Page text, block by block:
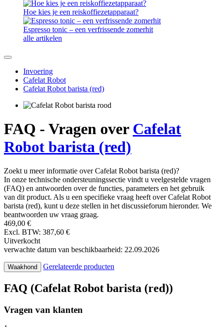
Hoe kies je een reiskoffiezetapparaat?
Espresso tonic – een verfrissende zomerhit
alle artikelen
Invoering
Cafelat Robot
Cafelat Robot barista (red)
FAQ - Vragen over Cafelat
Robot barista (red)
Zoekt u meer informatie over Cafelat Robot barista (red)?
In onze technische ondersteuningssectie vindt u veelgestelde vragen
(FAQ) en antwoorden over de functies, parameters en het gebruik
van dit product. Als u een specifieke vraag heeft over Cafelat Robot
barista (red), kunt u deze stellen in het discussieforum hieronder. We
beantwoorden uw vraag graag.
469,00 €
Excl. BTW: 387,60 €
Uitverkocht
verwachte datum van beschikbaarheid: 22.09.2026
Waakhond Gerelateerde producten
FAQ (Cafelat Robot barista (red))
Vragen van klanten